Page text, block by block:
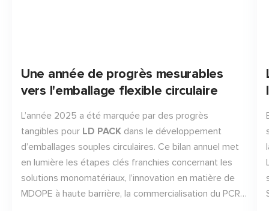
Une année de progrès mesurables
vers l'emballage flexible circulaire
L’année 2025 a été marquée par des progrès
tangibles pour LD PACK dans le développement
d’emballages souples circulaires. Ce bilan annuel met
en lumière les étapes clés franchies concernant les
solutions monomatériaux, l’innovation en matière de
MDOPE à haute barrière, la commercialisation du PCR